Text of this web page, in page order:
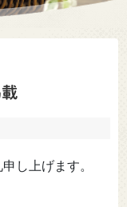
し上げます。